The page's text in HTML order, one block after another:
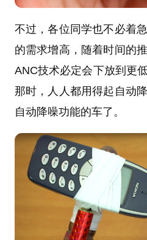
不过，各位同学也不必着
的需求增高，随着时间的
ANC技术必定会下放到更
那时，人人都用得起自动
自动降噪功能的车了。